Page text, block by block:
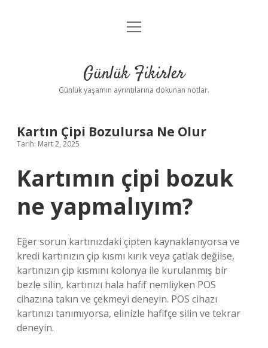
Anasayfa
Yasal Uyarı
menüyü
Günlük Fikirler
Günlük yaşamın ayrıntılarına dokunan notlar.
Kartın Çipi Bozulursa Ne Olur
Tarih: Mart 2, 2025
Kartımın çipi bozuk
ne yapmalıyım?
Eğer sorun kartınızdaki çipten kaynaklanıyorsa ve
kredi kartınızın çip kısmı kırık veya çatlak değilse,
kartınızın çip kısmını kolonya ile kurulanmış bir
bezle silin, kartınızı hala hafif nemliyken POS
cihazına takın ve çekmeyi deneyin. POS cihazı
kartınızı tanımıyorsa, elinizle hafifçe silin ve tekrar
deneyin.